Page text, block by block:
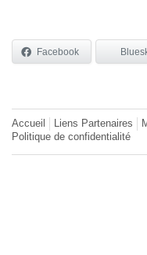
Facebook
Accueil Liens Partenaires
Politique de confidentialité